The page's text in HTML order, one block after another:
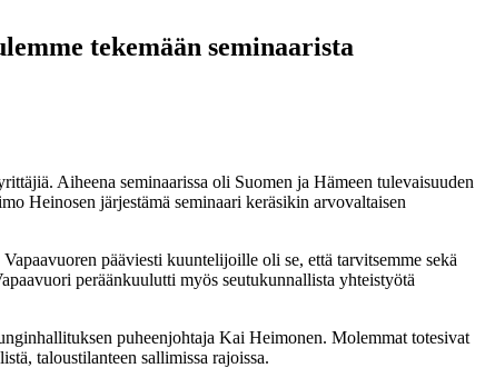
tekemään seminaarista
Aiheena seminaarissa oli Suomen ja Hämeen tulevaisuuden
Heinosen järjestämä seminaari keräsikin arvovaltaisen
pääviesti kuuntelijoille oli se, että tarvitsemme sekä
peräänkuulutti myös seutukunnallista yhteistyötä
puheenjohtaja Kai Heimonen. Molemmat totesivat
taloustilanteen sallimissa rajoissa.